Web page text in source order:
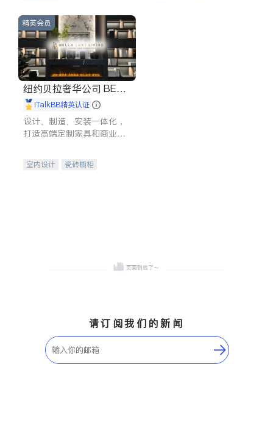
精英会员
纽约贝拉奢华公司 BELL
A LUXE
iTalkBB精英认证
设计、制造、安装一体化，
打造高端定制家具和商业空
室内设计
瓷砖橱柜
请订阅我们的新闻